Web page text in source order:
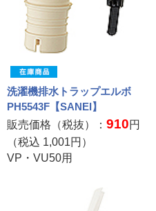
洗濯機排水トラップエルボ
PH5543F【SANEI】
販売価格（税抜）：910円
（税込 1,001円）
VP・VU50用